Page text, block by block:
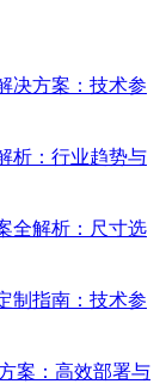
决方案：技术参
析：行业趋势与
全解析：尺寸选
制指南：技术参
案：高效部署与